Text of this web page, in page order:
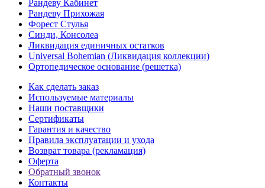
Рандеву Кабинет
Рандеву Прихожая
Форест Стулья
Синди, Консолеа
Ликвидация единичных остатков
Universal Bohemian (Ликвидация коллекции)
Ортопедическое основание (решетка)
Как сделать заказ
Используемые материалы
Наши поставщики
Сертификаты
Гарантия и качество
Правила эксплуатации и ухода
Возврат товара (рекламация)
Оферта
Обратный звонок
Контакты